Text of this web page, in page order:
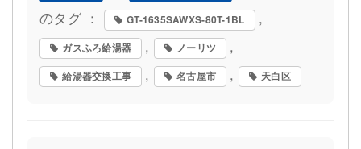
のタグ ： GT-1635SAWXS-80T-1BL ,
ガスふろ給湯器 , ノーリツ ,
給湯器交換工事 , 名古屋市 , 天白区